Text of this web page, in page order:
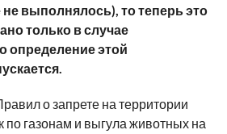
не выполнялось), то теперь это
только в случае
определение этой
о запрете на территории
по газонам и выгула животных на